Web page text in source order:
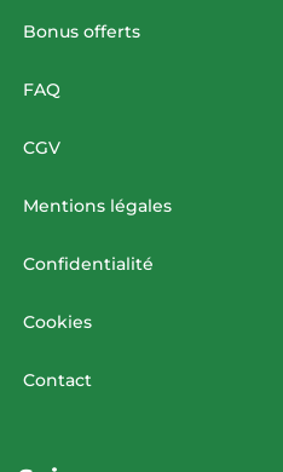
Bonus offerts
FAQ
CGV
Mentions légales
Confidentialité
Cookies
Contact